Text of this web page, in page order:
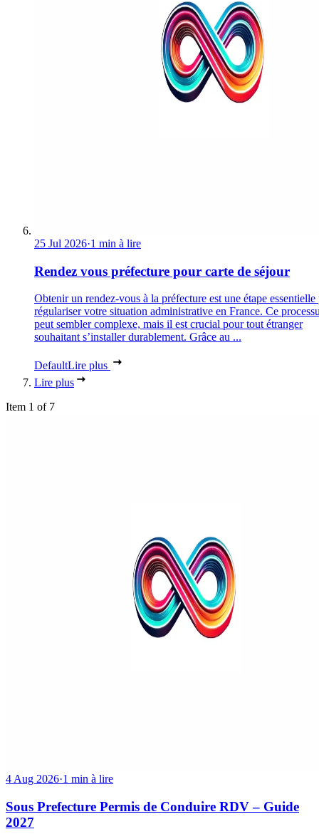
25 Jul 2026·1 min à lire
Rendez vous préfecture pour carte de séjour
Obtenir un rendez-vous à la préfecture est une étape essentielle
régulariser votre situation administrative en France. Ce
peut sembler complexe, mais il est crucial pour tout étranger
souhaitant s’installer durablement. Grâce au ...
DefaultLire plus
Lire plus
Item 1 of 7
4 Aug 2026·1 min à lire
Sous Prefecture Permis de Conduire RDV – Guide
2027